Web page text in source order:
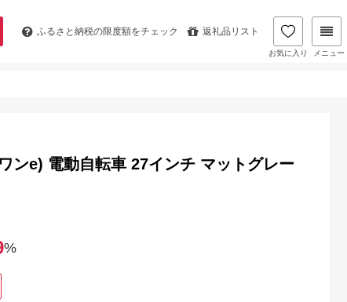
ふるさと納税の限度額をチェック 返礼品リスト
お気に入り メニュー
ンe) 電動自転車 27インチ マットグレー
%